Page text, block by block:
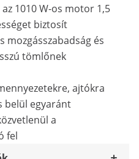
1010 W-os motor 1,5
biztosít
mozgásszabadság és
tömlőnek
ajtókra
belül egyaránt
a
fel